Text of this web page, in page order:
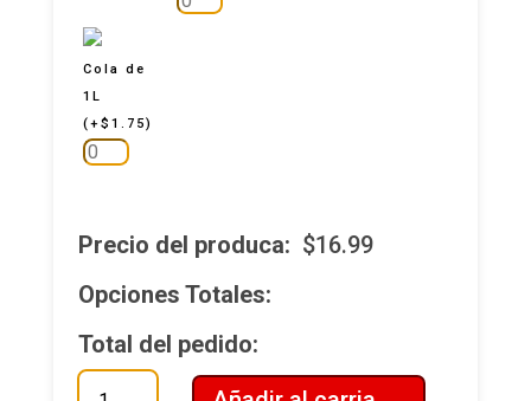
Cola de
1L
(+$ 1.75)
Precio del produca: $16.99
Opciones Totales:
Total del pedido:
Combo